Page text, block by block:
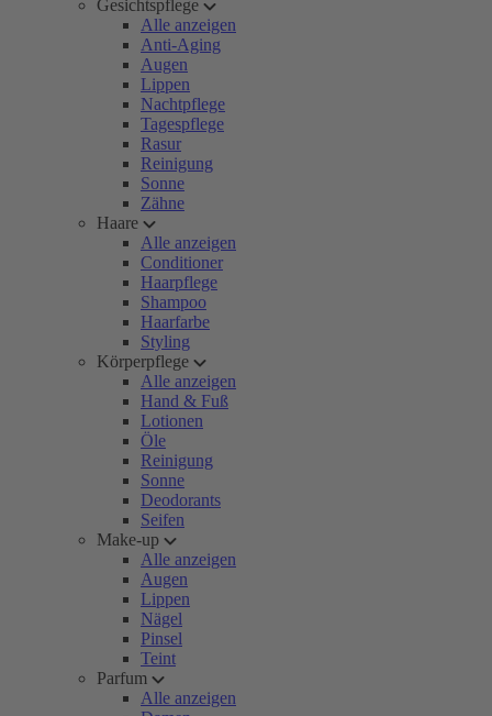
Gesichtspflege
Alle anzeigen
Anti-Aging
Augen
Lippen
Nachtpflege
Tagespflege
Rasur
Reinigung
Sonne
Zähne
Haare
Alle anzeigen
Conditioner
Haarpflege
Shampoo
Haarfarbe
Styling
Körperpflege
Alle anzeigen
Hand & Fuß
Lotionen
Öle
Reinigung
Sonne
Deodorants
Seifen
Make-up
Alle anzeigen
Augen
Lippen
Nägel
Pinsel
Teint
Parfum
Alle anzeigen